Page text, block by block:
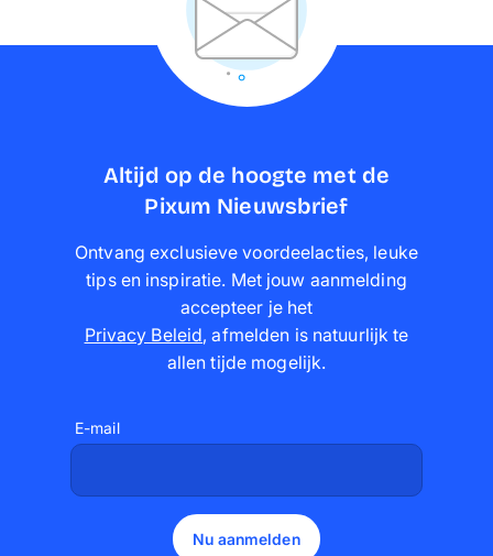
Altijd op de hoogte met de
Pixum Nieuwsbrief
Ontvang exclusieve voordeelacties, leuke
tips en inspiratie. Met jouw aanmelding
accepteer je het
Privacy Beleid,afmelden is natuurlijk te
allen tijde mogelijk.
E-mail
Nu aanmelden